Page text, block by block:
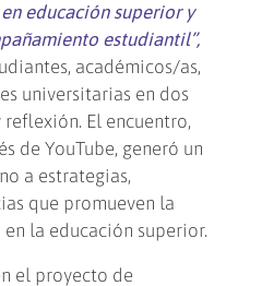
educación superior y
estudiantil”,
académicos/as,
universitarias en dos
El encuentro,
de YouTube, generó un
a estrategias,
que promueven la
la educación superior.
el proyecto de